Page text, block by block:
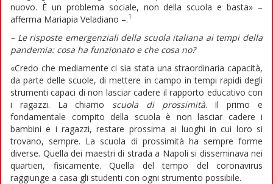
nuovo. È un problema sociale, non della scuola e basta» –
afferma Mariapia Veladiano –.1
– Le risposte emergenziali della scuola italiana ai tempi della
pandemia: cosa ha funzionato e che cosa no?
«Credo che mediamente ci sia stata una straordinaria capacità,
da parte delle scuole, di mettere in campo in tempi rapidi degli
strumenti capaci di non lasciar cadere il rapporto educativo con
i ragazzi. La chiamo scuola di prossimità. Il primo e
fondamentale compito della scuola è non lasciar cadere i
bambini e i ragazzi, restare prossima ai luoghi in cui loro si
trovano, sempre. La scuola di prossimità ha sempre forme
diverse. Quella dei maestri di strada a Napoli si disseminava nei
quartieri, fisicamente. Quella del tempo del coronavirus
raggiunge a casa gli studenti con ogni strumento possibile.